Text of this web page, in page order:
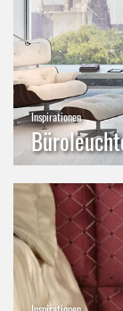
Inspirationen